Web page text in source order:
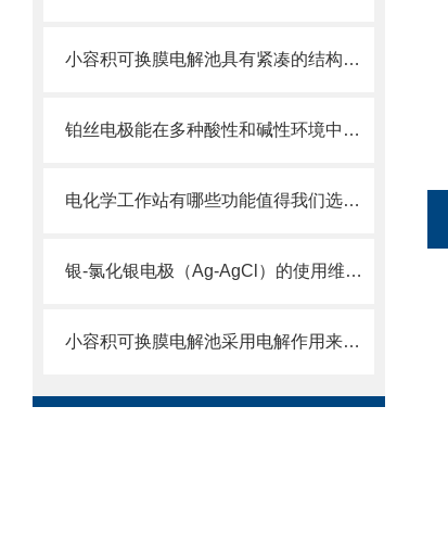
小容积可换膜电解池具有紧凑的结构设计，占用空间小
铂丝电极能在多种酸性和碱性环境中稳定工作
电化学工作站有哪些功能值得我们选择？
银-氯化银电极（Ag-AgCl）的使用维护及注意事项
小容积可换膜电解池采用电解作用来去除水中的杂质和离子